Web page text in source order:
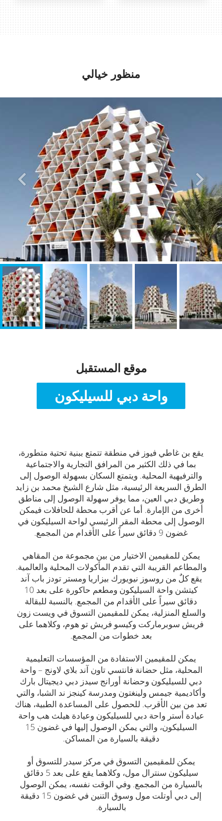
منظور خيالي
موقع المستقبل
واحة دبي للسيليكون
يقع بن غاطي فيوز في منطقة تتمتع ببنية تحتية متطورة،
بما في ذلك الكثير من المرافق التجارية والاجتماعية
والترفيهية المحلية. ويتمتع السكان بسهولة الوصول إلى
الطرق السريعة الرئيسية، مثل شارع الشيخ محمد بن زايد
وطريق دبي العين، مما يوفر سهولة الوصول إلى مناطق
أخرى من الإمارة. أما عن أقرب محطة للحافلات فيمكن
الوصول إلى محطة المقر الرئيسي لواحة السيليكون في
غضون 9 دقائق سيراً على الأقدام من المجمع.
يمكن للمقيمين الاختيار من بين مجموعة من المقاهي
والمطاعم القريبة التي تقدم المأكولات المحلية والعالمية.
يقع كلٌ من روسوز نيويورك بيزاريا ومستر تودز باب آند
كيتشن واحة السيليكون ومطعم حاكورة على بعد 10
دقائق سيراً على الأقدام من المجمع. بالنسبة للبقالة
والسلع المنزلية، يمكن للمقيمين التسوق في ويست زون
فريش سوبرماركت وكيسو فريش تو هوم، وكلاهما على
بعد خطوات من المجمع.
يمكن للمقيمين الاستفادة من المؤسسات التعليمية
المحلية، مثل حضانة فانتسي تاون آند بلاي لاونج – واحة
دبي للسيليكون وحضانة أورانج سيدز دبي ديجيتال بارك
وأكاديمية جيمس ولينغتون ومدرسة كينجز ند الشبا، والتي
تعد من بين الأقرب. للحصول على المساعدة الطبية، هناك
عيادة أستر واحة دبي للسيليكون وعيادة هيلث هب واحة
السيليكون، والتي يمكن الوصول إليها في غضون 15
دقيقة بالسيارة من المساكن.
يمكن للمقيمين التسوق في مركز سيدر للتسوق أو
سيليكون سنترال مول، وكلاهما يقع على بعد 5 دقائق
بالسيارة من المجمع. وفي الوقت نفسه، يمكن الوصول
إلى دبي أوتلت مول وسوق التنين في غضون 15 دقيقة
بالسيارة.